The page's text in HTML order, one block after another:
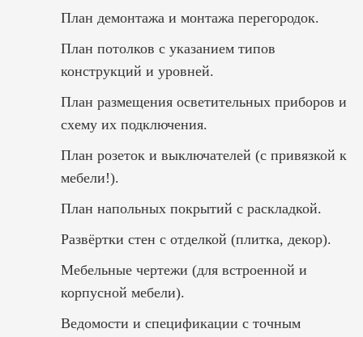
План демонтажа и монтажа перегородок.
План потолков с указанием типов
конструкций и уровней.
План размещения осветительных приборов и
схему их подключения.
План розеток и выключателей (с привязкой к
мебели!).
План напольных покрытий с раскладкой.
Развёртки стен с отделкой (плитка, декор).
Мебельные чертежи (для встроенной и
корпусной мебели).
Ведомости и спецификации с точным